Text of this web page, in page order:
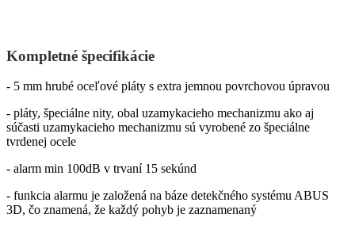
Kompletné špecifikácie
- 5 mm hrubé oceľové pláty s extra jemnou povrchovou úpravou
- pláty, špeciálne nity, obal uzamykacieho mechanizmu ako aj
súčasti uzamykacieho mechanizmu sú vyrobené zo špeciálne
tvrdenej ocele
- alarm min 100dB v trvaní 15 sekúnd
- funkcia alarmu je založená na báze detekčného systému ABUS
3D, čo znamená, že každý pohyb je zaznamenaný